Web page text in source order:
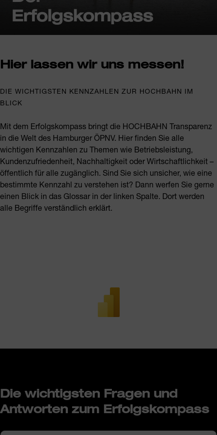
Erfolgskompass
Hier lassen wir uns messen!
DIE WICHTIGSTEN KENNZAHLEN ZUR HOCHBAHN IM
BLICK
Mit dem Erfolgskompass bringt die HOCHBAHN Transparenz
in die Welt des Hamburger ÖPNV. Hier finden Sie alle
wichtigen Kennzahlen zu Themen wie Betriebsleistung,
Kundenzufriedenheit, Nachhaltigkeit oder Wirtschaftlichkeit –
öffentlich für alle zugänglich. Sind Sie sich unsicher, wie eine
bestimmte Kennzahl zu verstehen ist? Dann werfen Sie gerne
einen Blick in das Glossar in der linken Spalte. Dort werden
alle Begriffe verständlich erklärt.
Die wichtigsten Fragen und
Antworten zum Erfolgskompass